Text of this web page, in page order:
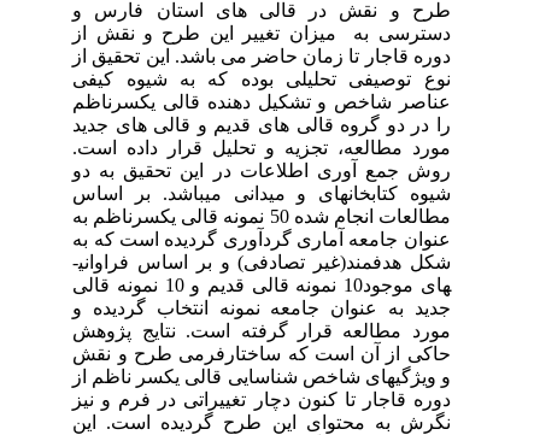
طرح و نقش در قالی های استان فارس و
دسترسی به میزان تغییر این طرح و نقش از
دوره قاجار تا زمان حاضر می باشد. این تحقیق از
نوع توصیفی تحلیلی بوده که به شیوه کیفی
عناصر شاخص و تشکیل دهنده قالی یک­سر­ناظم
را در دو گروه قالی های قدیم و قالی های جدید
مورد مطالعه، تجزیه و تحلیل قرار داده است.
روش جمع آوری اطلاعات در این تحقیق به دو
شیوه کتابخانه­­ای و میدانی می­باشد. بر اساس
مطالعات انجام شده 50 نمونه قالی یک­سرناظم به
عنوان جامعه آماری گردآوری گردیده است که به
شکل هدفمند(غیر تصادفی) و بر اساس فراوانی­
های موجود10 نمونه قالی قدیم و 10 نمونه قالی
جدید به عنوان جامعه نمونه انتخاب گردیده و
مورد مطالعه قرار گرفته است. نتایج پژوهش
حاکی از آن است که ساختارفرمی طرح و نقش
و ویژگی­های شاخص شناسایی قالی یک­سر ناظم از
دوره قاجار تا کنون دچار تغییراتی در فرم و نیز
نگرش به محتوای این طرح گردیده است. این